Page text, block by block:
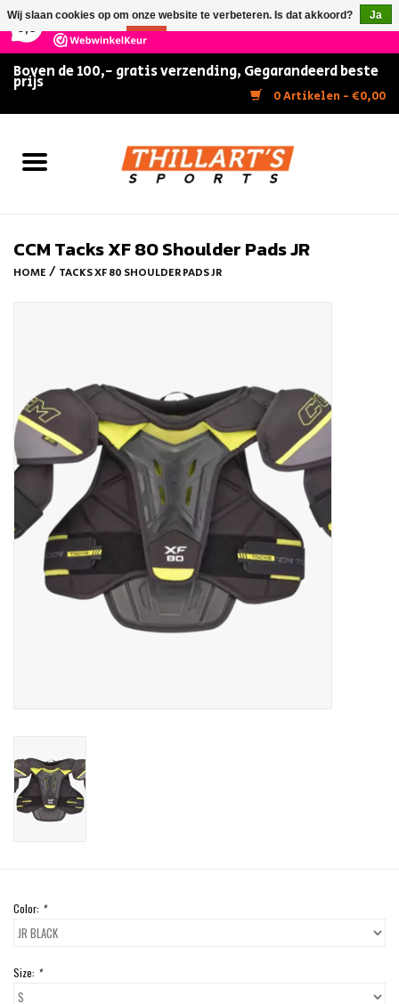
147 Reviews ×
Boven de 100,- gratis verzending, Gegarandeerd beste
prijs
0 Artikelen - €0,00
Home
FITNESS & ULTIMATE SHAPE
Schaatsen
Rolschaatsen
SALE
Merken
CCM Tacks XF 80 Shoulder Pads JR
HOME / TACKS XF 80 SHOULDER PADS JR
Color: *
Size: *
Wij slaan cookies op om onze website te verbeteren. Is dat akkoord?
Ja
Nee